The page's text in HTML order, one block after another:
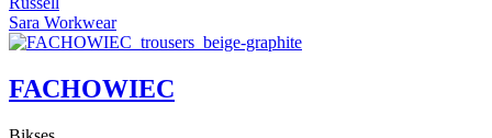
Sara Workwear
FACHOWIEC